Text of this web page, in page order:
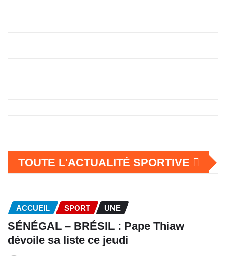
TOUTE L'ACTUALITÉ SPORTIVE
ACCUEIL SPORT UNE
SÉNÉGAL – BRÉSIL : Pape Thiaw
dévoile sa liste ce jeudi